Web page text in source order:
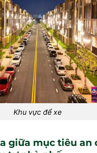
Khu vực để xe
giữa mục tiêu an